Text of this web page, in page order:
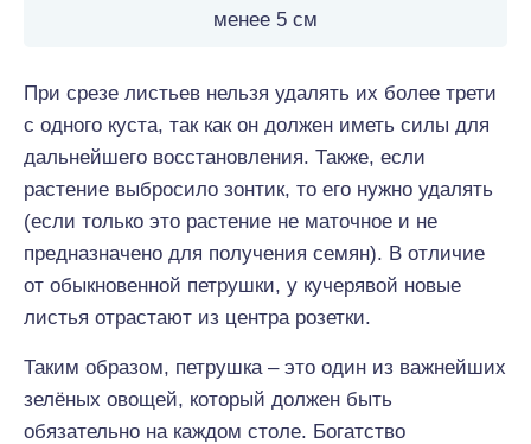
менее 5 см
При срезе листьев нельзя удалять их более трети
с одного куста, так как он должен иметь силы для
дальнейшего восстановления. Также, если
растение выбросило зонтик, то его нужно удалять
(если только это растение не маточное и не
предназначено для получения семян). В отличие
от обыкновенной петрушки, у кучерявой новые
листья отрастают из центра розетки.
Таким образом, петрушка – это один из важнейших
зелёных овощей, который должен быть
обязательно на каждом столе. Богатство